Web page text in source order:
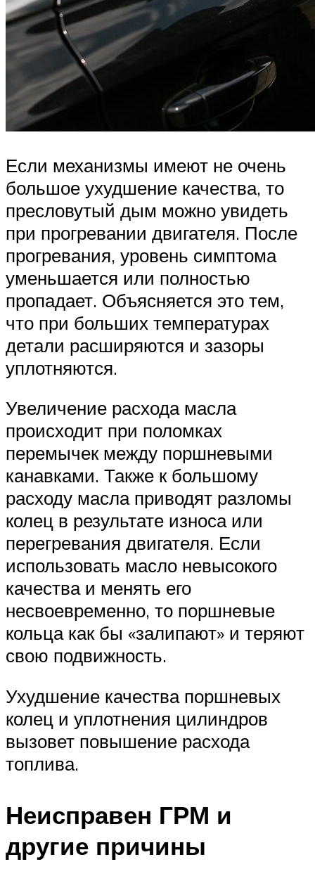
Если механизмы имеют не очень
большое ухудшение качества, то
пресловутый дым можно увидеть
при прогревании двигателя. После
прогревания, уровень симптома
уменьшается или полностью
пропадает. Объясняется это тем,
что при больших температурах
детали расширяются и зазоры
уплотняются.
Увеличение расхода масла
происходит при поломках
перемычек между поршневыми
канавками. Также к большому
расходу масла приводят разломы
колец в результате износа или
перегревания двигателя. Если
использовать масло невысокого
качества и менять его
несвоевременно, то поршневые
кольца как бы «залипают» и теряют
свою подвижность.
Ухудшение качества поршневых
колец и уплотнения цилиндров
вызовет повышение расхода
топлива.
Неисправен ГРМ и
другие причины